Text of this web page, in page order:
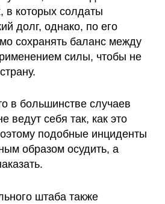
в которых солдаты
долг, однако, по его
сохранять баланс между
силы, чтобы не
в большинстве случаев
ведут себя так, как это
подобные инциденты
образом осудить, а
штаба также